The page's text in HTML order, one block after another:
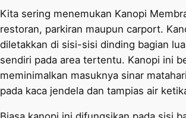
Kita sering menemukan Kanopi
restoran, parkiran maupun carport.
diletakkan di sisi-sisi dinding bagian
sendiri pada area tertentu. Kanopi ini
meminimalkan masuknya sinar
pada kaca jendela dan tampias air